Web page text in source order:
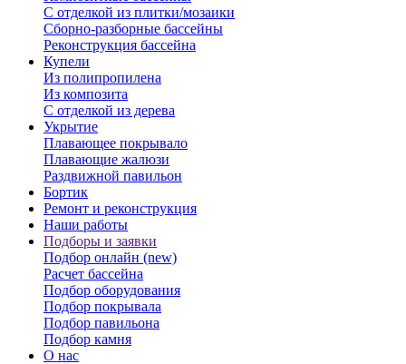
С отделкой из плитки/мозаики
Сборно-разборные бассейны
Реконструкция бассейна
Купели
Из полипропилена
Из композита
С отделкой из дерева
Укрытие
Плавающее покрывало
Плавающие жалюзи
Раздвижной павильон
Бортик
Ремонт и реконструкция
Наши работы
Подборы и заявки
Подбор онлайн (new)
Расчет бассейна
Подбор оборудования
Подбор покрывала
Подбор павильона
Подбор камня
О нас